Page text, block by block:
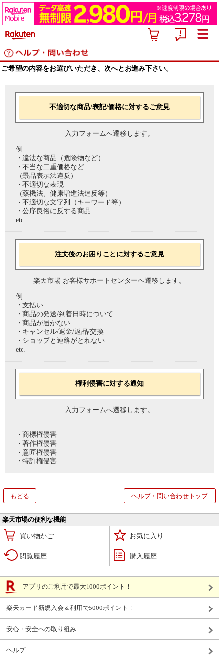
ご希望の内容をお選びいただき、次へとお進み下さい。
不適切な商品/表記/価格に対するご意見
入力フォームへ遷移します。
例
・違法な商品（危険物など）
・不当な二重価格など
（景品表示法違反）
・不適切な表現
（薬機法、健康増進法違反等）
・不適切な文字列（キーワード等）
・公序良俗に反する商品
etc.
注文後のお困りごとに対するご意見
楽天市場 お客様サポートセンターへ遷移します。
例
・支払い
・商品の発送/到着日時について
・商品が届かない
・キャンセル/返金/返品/交換
・ショップと連絡がとれない
etc.
権利侵害に対する通知
入力フォームへ遷移します。
・商標権侵害
・著作権侵害
・意匠権侵害
・特許権侵害
もどる ヘルプ・問い合わせトップ
楽天市場の便利な機能
買い物かご お気に入り
閲覧履歴 購入履歴
アプリのご利用で最大1000ポイント！
楽天カード新規入会＆利用で5000ポイント！
安心・安全への取り組み
ヘルプ